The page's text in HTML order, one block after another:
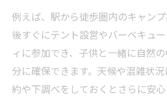
自然体験を深めるまるっ
の楽しみ方
まるっと手ぶらキャンプ
れあい方
例えば、駅から徒歩圏内のキャン
後すぐにテント設営やバーベキュ
ィに参加でき、子供と一緒に自然
分に確保できます。天候や混雑状
約や下調べをしておくとさらに安心